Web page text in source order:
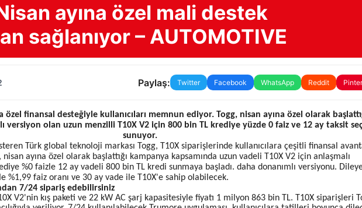
ayına özel mali destek
sağlanıyor – AUTOMOTIVE
Paylaş: Twitter Facebook WhatsApp Reddit
özel finansal desteğiyle kullanıcıları memnun ediyor. Togg, nisan ayına özel olarak
versiyon olan uzun menzilli T10X V2 için 800 bin TL krediye yüzde 0 faiz ve 12 ay taksit
sunuyor.
Türk global teknoloji markası Togg, T10X siparişlerinde kullanıcılara çeşitli finansal
ayına özel olarak başlattığı kampanya kapsamında uzun vadeli T10X V2 için anlaşmalı
%0 faizle 12 ay vadeli 800 bin TL kredi sunmaya başladı. daha donanımlı versiyonu.
%1,99 faiz oranı ve 30 ay vade ile T10X'e sahip olabilecek.
7/24 sipariş edebilirsiniz
V2'nin kış paketi ve 22 kW AC şarj kapasitesiyle fiyatı 1 milyon 863 bin TL. T10X siparişleri